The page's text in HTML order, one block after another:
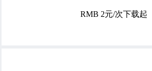
RMB 2元/次下载起